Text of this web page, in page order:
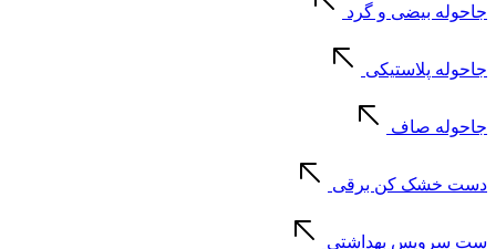
جاحوله بیضی و گرد
جاحوله پلاستیکی
جاحوله صاف
دست خشک کن برقی
ست سرویس بهداشتی